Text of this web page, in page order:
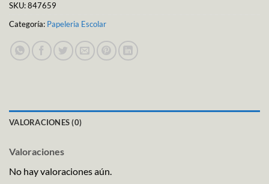
SKU:847659
Categoría: Papeleria Escolar
VALORACIONES (0)
Valoraciones
No hay valoraciones aún.